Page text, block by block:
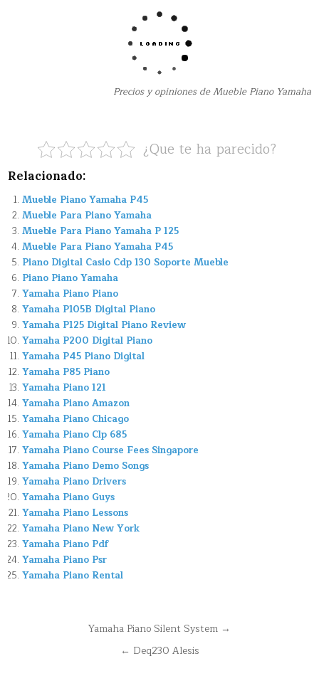
Precios y opiniones de Mueble Piano Yamaha
¿Que te ha parecido?
Relacionado:
Mueble Piano Yamaha P45
Mueble Para Piano Yamaha
Mueble Para Piano Yamaha P 125
Mueble Para Piano Yamaha P45
Piano Digital Casio Cdp 130 Soporte Mueble
Piano Piano Yamaha
Yamaha Piano Piano
Yamaha P105B Digital Piano
Yamaha P125 Digital Piano Review
Yamaha P200 Digital Piano
Yamaha P45 Piano Digital
Yamaha P85 Piano
Yamaha Piano 121
Yamaha Piano Amazon
Yamaha Piano Chicago
Yamaha Piano Clp 685
Yamaha Piano Course Fees Singapore
Yamaha Piano Demo Songs
Yamaha Piano Drivers
Yamaha Piano Guys
Yamaha Piano Lessons
Yamaha Piano New York
Yamaha Piano Pdf
Yamaha Piano Psr
Yamaha Piano Rental
NavegaciónYamaha Piano Silent System →
← Deq230 Alesis